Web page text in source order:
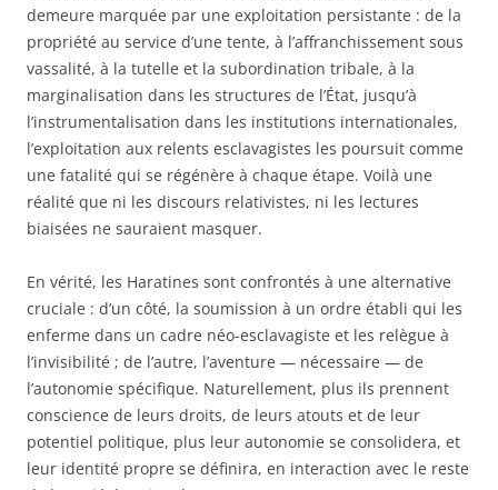
demeure marquée par une exploitation persistante : de la
propriété au service d’une tente, à l’affranchissement sous
vassalité, à la tutelle et la subordination tribale, à la
marginalisation dans les structures de l’État, jusqu’à
l’instrumentalisation dans les institutions internationales,
l’exploitation aux relents esclavagistes les poursuit comme
une fatalité qui se régénère à chaque étape. Voilà une
réalité que ni les discours relativistes, ni les lectures
biaisées ne sauraient masquer.
En vérité, les Haratines sont confrontés à une alternative
cruciale : d’un côté, la soumission à un ordre établi qui les
enferme dans un cadre néo-esclavagiste et les relègue à
l’invisibilité ; de l’autre, l’aventure — nécessaire — de
l’autonomie spécifique. Naturellement, plus ils prennent
conscience de leurs droits, de leurs atouts et de leur
potentiel politique, plus leur autonomie se consolidera, et
leur identité propre se définira, en interaction avec le reste